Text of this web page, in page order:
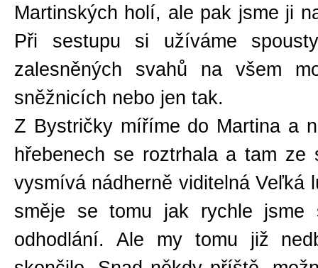
Martinských holí, ale pak jsme ji
Při sestupu si užíváme
zalesněných svahů na všem
sněžnicích nebo jen tak.
Z Bystričky míříme do Martina a
hřebenech se roztrhala a tam
vysmívá nádherně viditelná Veľká
směje se tomu jak rychle
odhodlání. Ale my tomu již